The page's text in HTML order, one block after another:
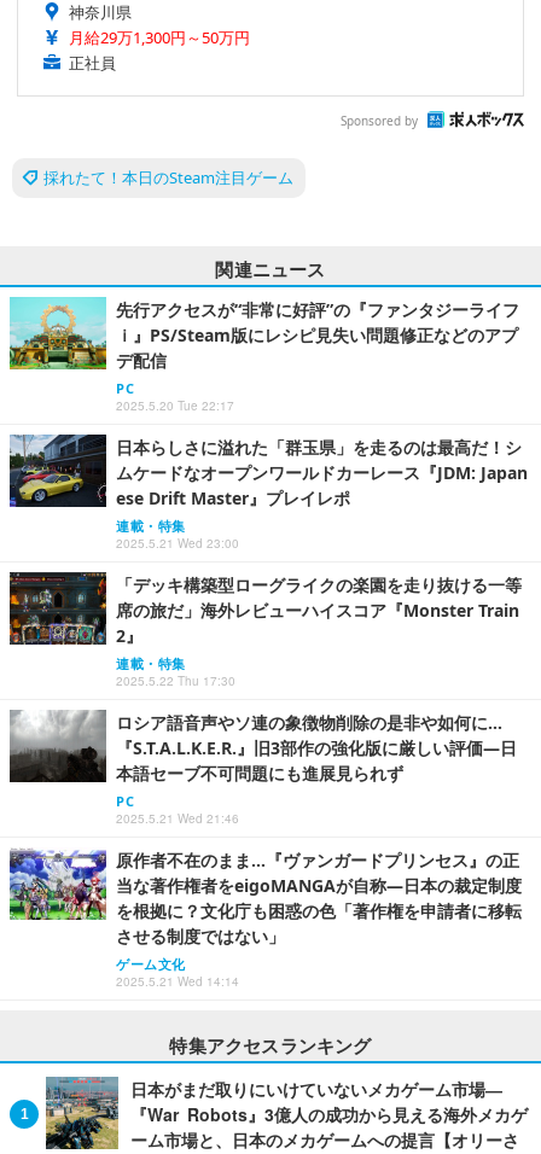
神奈川県
月給29万1,300円～50万円
正社員
Sponsored by
採れたて！本日のSteam注目ゲーム
関連ニュース
先行アクセスが“非常に好評”の『ファンタジーライフ
ｉ』PS/Steam版にレシピ見失い問題修正などのアプ
デ配信
PC
2025.5.20 Tue 22:17
日本らしさに溢れた「群玉県」を走るのは最高だ！シ
ムケードなオープンワールドカーレース『JDM: Japan
ese Drift Master』プレイレポ
連載・特集
2025.5.21 Wed 23:00
「デッキ構築型ローグライクの楽園を走り抜ける一等
席の旅だ」海外レビューハイスコア『Monster Train
2』
連載・特集
2025.5.22 Thu 17:30
ロシア語音声やソ連の象徴物削除の是非や如何に…
『S.T.A.L.K.E.R.』旧3部作の強化版に厳しい評価―日
本語セーブ不可問題にも進展見られず
PC
2025.5.21 Wed 21:46
原作者不在のまま…『ヴァンガードプリンセス』の正
当な著作権者をeigoMANGAが自称―日本の裁定制度
を根拠に？文化庁も困惑の色「著作権を申請者に移転
させる制度ではない」
ゲーム文化
2025.5.21 Wed 14:14
特集アクセスランキング
日本がまだ取りにいけていないメカゲーム市場―
『War Robots』3億人の成功から見える海外メカゲ
ーム市場と、日本のメカゲームへの提言【オリーさ